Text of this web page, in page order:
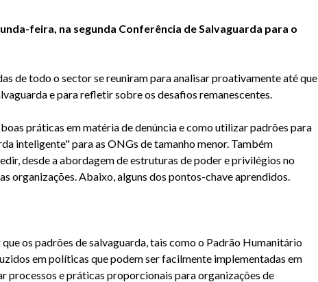
feira, na segunda Conferência de Salvaguarda para o
de todo o sector se reuniram para analisarproativamenteaté que
e para refletir sobre os desafios remanescentes.
práticas em matéria de denúncia e como utilizar padrões para
inteligente" para as ONGs de tamanho menor. Também
desde a abordagem de estruturas de podere privilégios no
organizações. Abaixo, alguns dos pontos-chave aprendidos.
os padrões de salvaguarda, tais como o Padrão Humanitário
em políticas que podem ser facilmente implementadas em
processos e práticas proporcionais para organizações de